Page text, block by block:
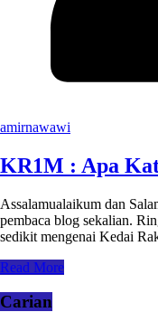
amirnawawi
KR1M : Apa
Assalamualaikum dan
pembaca blog sekalian.
sedikit mengenai Kedai
Read More
Carian